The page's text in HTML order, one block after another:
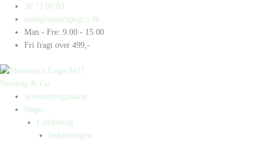
indholdet
30 71 00 03
mail@straarupogco.dk
Man - Fre: 9.00 - 15.00
Fri fragt over 499,-
Straarup & Co
Sommerbogpakker
Bøger
Letlæsning
Indskolingen
Products
search
Products
search
Queen
Quang
antal